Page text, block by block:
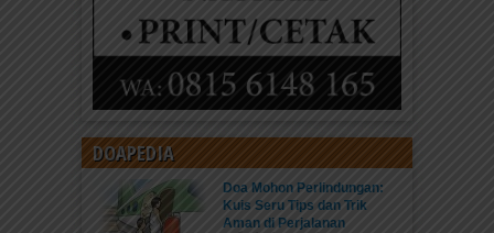
DOAPEDIA
Doa Mohon Perlindungan:
Kuis Seru Tips dan Trik
Aman di Perjalanan